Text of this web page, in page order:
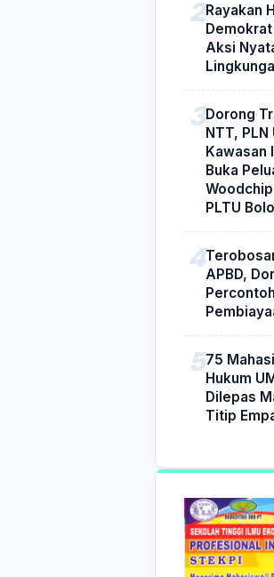
Rayakan
Aksi
Dorong
NTT,
Kawasan
Buka
PLTU
APBD,
75
Hukum
Dilepas
Titip